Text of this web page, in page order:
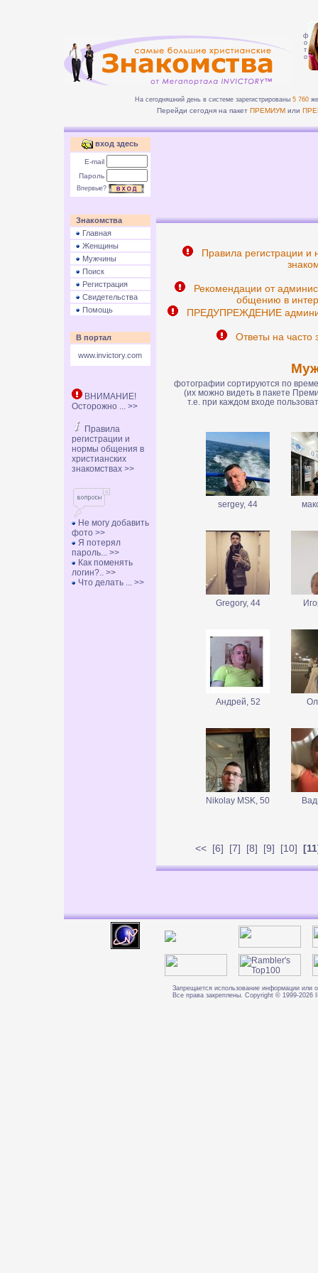
ф
о
т
о
На сегодняшний день в системе зарегистрированы 5 760
Перейди сегодня на пакет ПРЕМИУМили
вход здесь
E-mail
Пароль
Впервые?
Знакомства
Главная
Женщины
Мужчины
Поиск
Регистрация
Свидетельства
Помощь
В портал
www.invictory.com
ВНИМАНИЕ!
Осторожно ... >>
Правила
регистрации и
нормы общения в
христианских
знакомствах >>
Не могу добавить
фото >>
Я потерял
пароль... >>
Как поменять
логин?.. >>
Что делать ... >>
Правила регистрации и
Рекомендации от
общению в
ПРЕДУПРЕЖДЕНИЕ
Ответы на часто
фотографии сортируются по
(их можно видеть в пакете
т.е. при каждом входе
sergey, 44
Gregory, 44
Андрей, 52
Nikolay MSK, 50
<<[6] [7] [8] [9] [10]
Запрещается использование информации или
Все права закреплены. Copyright © 1999-